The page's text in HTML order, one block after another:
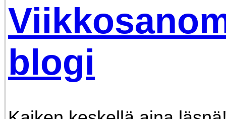
blogi